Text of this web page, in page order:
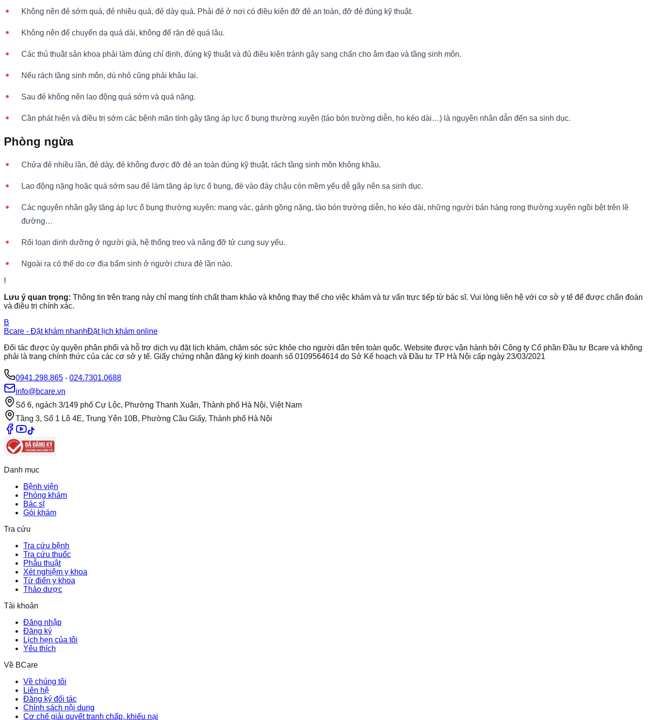
Không nên đẻ sớm quá, đẻ nhiều quá, đẻ dày quá. Phải đẻ ở nơi có điều kiện đỡ đẻ an toàn, đỡ đẻ đúng kỹ thuật.
Không nên để chuyển dạ quá dài, không để rặn đẻ quá lâu.
Các thủ thuật sản khoa phải làm đúng chỉ định, đúng kỹ thuật và đủ điều kiện tránh gây sang chấn cho âm đạo và tầng sinh môn.
Nếu rách tầng sinh môn, dù nhỏ cũng phải khâu lại.
Sau đẻ không nên lao động quá sớm và quá nặng.
Cần phát hiện và điều trị sớm các bệnh mãn tính gây tăng áp lực ổ bụng thường xuyên (táo bón trường diễn, ho kéo dài…) là nguyên nhân dẫn đến sa sinh dục.
Phòng ngừa
Chửa đẻ nhiều lần, đẻ dày, đẻ không được đỡ đẻ an toàn đúng kỹ thuật, rách tầng sinh môn không khâu.
Lao động nặng hoặc quá sớm sau đẻ làm tăng áp lực ổ bụng, đè vào đáy chậu còn mềm yếu dễ gây nên sa sinh dục.
Các nguyên nhân gây tăng áp lực ổ bụng thường xuyên: mang vác, gánh gồng nặng, táo bón trường diễn, ho kéo dài, những người bán hàng rong thường xuyên ngồi bệt trên lề
đường…
Rối loạn dinh dưỡng ở người già, hệ thống treo và nâng đỡ tử cung suy yếu.
Ngoài ra có thể do cơ địa bẩm sinh ở người chưa đẻ lần nào.
!
Lưu ý quan trọng: Thông tin trên trang này chỉ mang tính chất tham khảo và không thay thế cho việc khám và tư vấn trực tiếp từ bác sĩ. Vui lòng liên hệ với cơ sở y tế để được chẩn đoán
và điều trị chính xác.
B
Bcare - Đặt khám nhanhĐặt lịch khám online
Đối tác được ủy quyền phân phối và hỗ trợ dịch vụ đặt lịch khám, chăm sóc sức khỏe cho người dân trên toàn quốc. Website được vận hành bởi Công ty Cổ phần Đầu tư Bcare và không
phải là trang chính thức của các cơ sở y tế. Giấy chứng nhận đăng ký kinh doanh số 0109564614 do Sở Kế hoạch và Đầu tư TP Hà Nội cấp ngày 23/03/2021
0941.298.865 - 024.7301.0688
info@bcare.vn
Số 6, ngách 3/149 phố Cự Lộc, Phường Thanh Xuân, Thành phố Hà Nội, Việt Nam
Tầng 3, Số 1 Lô 4E, Trung Yên 10B, Phường Cầu Giấy, Thành phố Hà Nội
Danh mục
Bệnh viện
Phòng khám
Bác sĩ
Gói khám
Tra cứu
Tra cứu bệnh
Tra cứu thuốc
Phẫu thuật
Xét nghiệm y khoa
Từ điển y khoa
Thảo dược
Tài khoản
Đăng nhập
Đăng ký
Lịch hẹn của tôi
Yêu thích
Về BCare
Về chúng tôi
Liên hệ
Đăng ký đối tác
Chính sách nội dung
Cơ chế giải quyết tranh chấp, khiếu nại